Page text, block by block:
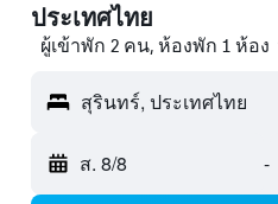
ประเทศไทย
ผู้เข้าพัก 2 คน, ห้องพัก 1 ห้อง
สุรินทร์, ประเทศไทย
ส. 8/8 -